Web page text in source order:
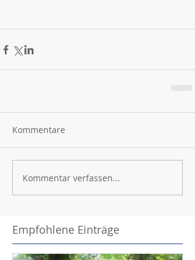
Kommentare
Kommentar verfassen...
Empfohlene Einträge